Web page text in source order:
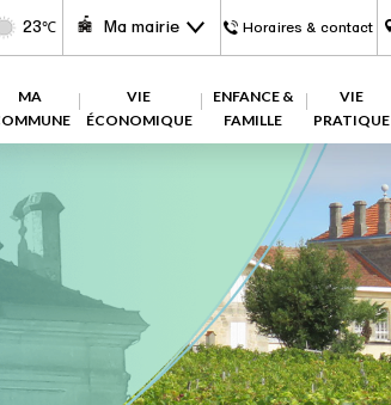
23℃ Ma mairie Horaires & contact
MA
VIE
ÉCONOMIQUE
ENFANCE &
FAMILLE
VIE
PRATIQUE